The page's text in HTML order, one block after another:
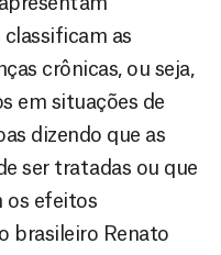
as
crônicas, ou seja,
em situações de
dizendo que as
ser tratadas ou que
os efeitos
brasileiro Renato